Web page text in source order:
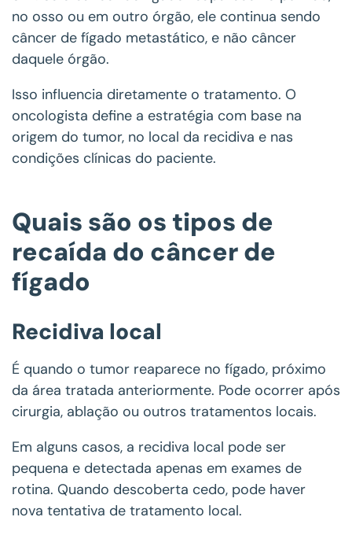
no osso ou em outro órgão, ele continua sendo
câncer de fígado metastático, e não câncer
daquele órgão.
Isso influencia diretamente o tratamento. O
oncologista define a estratégia com base na
origem do tumor, no local da recidiva e nas
condições clínicas do paciente.
Quais são os tipos de
recaída do câncer de
fígado
Recidiva local
É quando o tumor reaparece no fígado, próximo
da área tratada anteriormente. Pode ocorrer após
cirurgia, ablação ou outros tratamentos locais.
Em alguns casos, a recidiva local pode ser
pequena e detectada apenas em exames de
rotina. Quando descoberta cedo, pode haver
nova tentativa de tratamento local.